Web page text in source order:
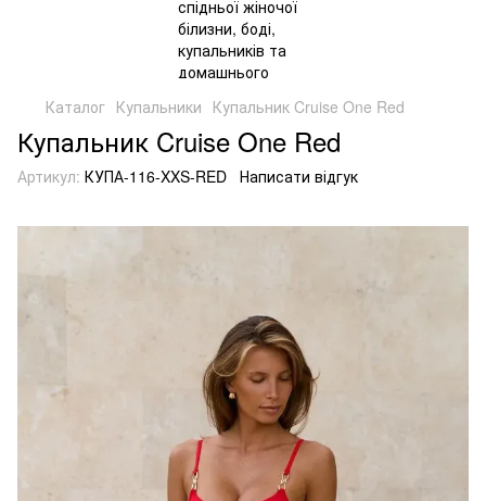
Каталог Купальники Купальник Cruise One Red
Купальник Cruise One Red
Артикул: КУПА-116-XXS-RED Написати відгук